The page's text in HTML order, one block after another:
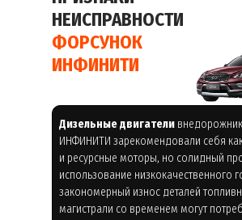
НЕИСПРАВНОСТИ
ФОРСУНОК
ИНФИНИТИ
Дизельные двигатели
ИНФИНИТИ зарекомендовали себя
и ресурсные моторы, но солидный
использование низкокачественного
закономерный износ деталей
магистрали со временем могут